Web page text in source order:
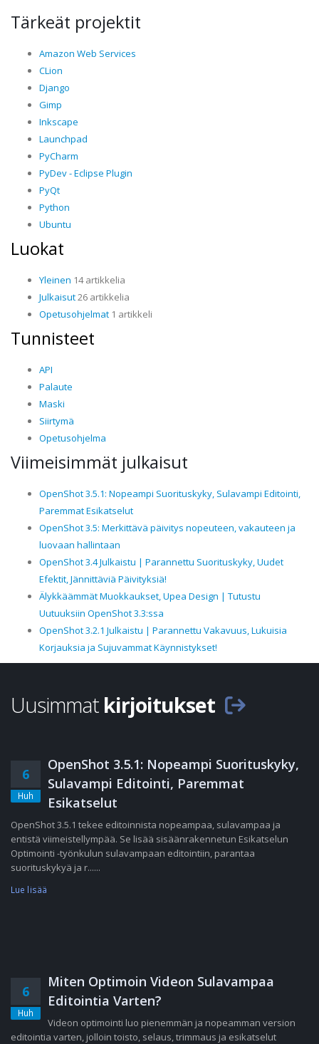
Tärkeät projektit
Amazon Web Services
CLion
Django
Gimp
Inkscape
Launchpad
PyCharm
PyDev - Eclipse Plugin
PyQt
Python
Ubuntu
Luokat
Yleinen 14 artikkelia
Julkaisut26 artikkelia
Opetusohjelmat 1 artikkeli
Tunnisteet
API
Palaute
Maski
Siirtymä
Opetusohjelma
Viimeisimmät julkaisut
OpenShot 3.5.1: Nopeampi Suorituskyky, Sulavampi Editointi,
Paremmat Esikatselut
OpenShot 3.5: Merkittävä päivitys nopeuteen, vakauteen ja
luovaan hallintaan
OpenShot 3.4 Julkaistu | Parannettu Suorituskyky, Uudet
Efektit, Jännittäviä Päivityksiä!
Älykkäämmät Muokkaukset, Upea Design | Tutustu
Uutuuksiin OpenShot 3.3:ssa
OpenShot 3.2.1 Julkaistu | Parannettu Vakavuus, Lukuisia
Korjauksia ja Sujuvammat Käynnistykset!
Uusimmat kirjoitukset
6
Huh
OpenShot 3.5.1: Nopeampi Suorituskyky,
Sulavampi Editointi, Paremmat
Esikatselut
OpenShot 3.5.1 tekee editoinnista nopeampaa, sulavampaa ja
entistä viimeistellympää. Se lisää sisäänrakennetun Esikatselun
Optimointi -työnkulun sulavampaan editointiin, parantaa
suorituskykyä ja r......
Lue lisää
6
Huh
Miten Optimoin Videon Sulavampaa
Editointia Varten?
Videon optimointi luo pienemmän ja nopeamman version
editointia varten, jolloin toisto, selaus, trimmaus ja esikatselut